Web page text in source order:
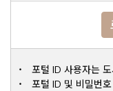
포털 ID 사용자는
포털 ID 및 비밀번